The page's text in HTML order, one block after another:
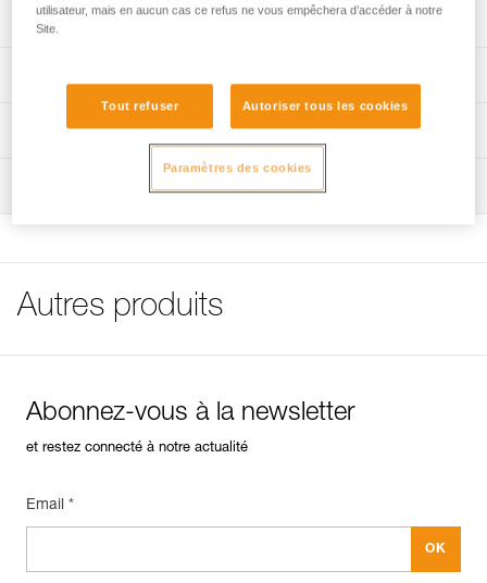
Descriptif
Matériau imperméable, solide et résistant à l’abrasion.
Volume: 22 litres
Spécifications référence(s)
Garantie : 3 ans
Informations techniques
Autres produits
Abonnez-vous à la newsletter
et restez connecté à notre actualité
Email *
utilisateur, mais en aucun cas ce refus ne vous empêchera d’accéder à notre
Site.
Tout refuser Autoriser tous les cookies
Paramètres des cookies